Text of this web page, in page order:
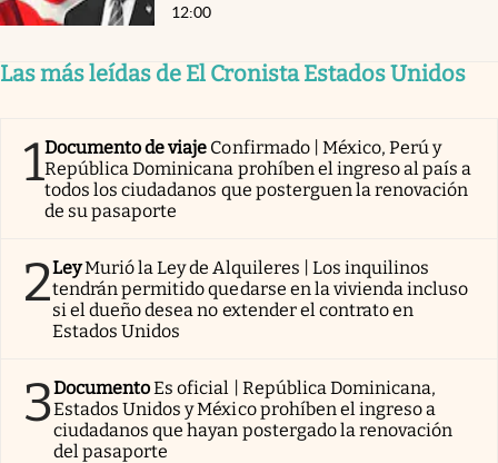
12:00
Las más leídas de El Cronista Estados Unidos
1Documento de viaje Confirmado | México, Perú y
República Dominicana prohíben el ingreso al país a
todos los ciudadanos que posterguen la renovación
de su pasaporte
2LeyMurió la Ley de Alquileres | Los inquilinos
tendrán permitido quedarse en la vivienda incluso
si el dueño desea no extender el contrato en
Estados Unidos
3DocumentoEs oficial | República Dominicana,
Estados Unidos y México prohíben el ingreso a
ciudadanos que hayan postergado la renovación
del pasaporte